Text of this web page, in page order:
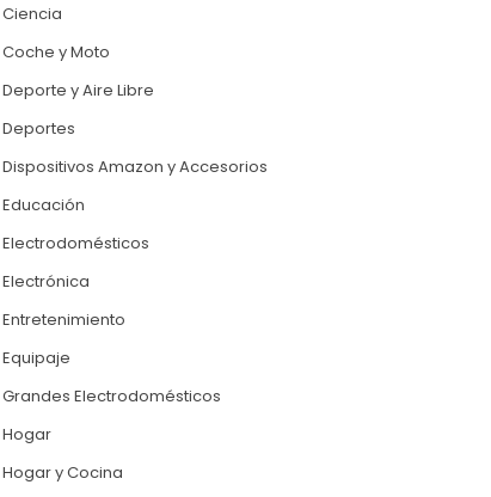
INDESIT
dispositivo. En caso de duda, no dude
Ciencia
Coche y Moto
Deporte y Aire Libre
Deportes
Dispositivos Amazon y Accesorios
Educación
Electrodomésticos
Electrónica
Entretenimiento
Equipaje
Grandes Electrodomésticos
Hogar
Hogar y Cocina